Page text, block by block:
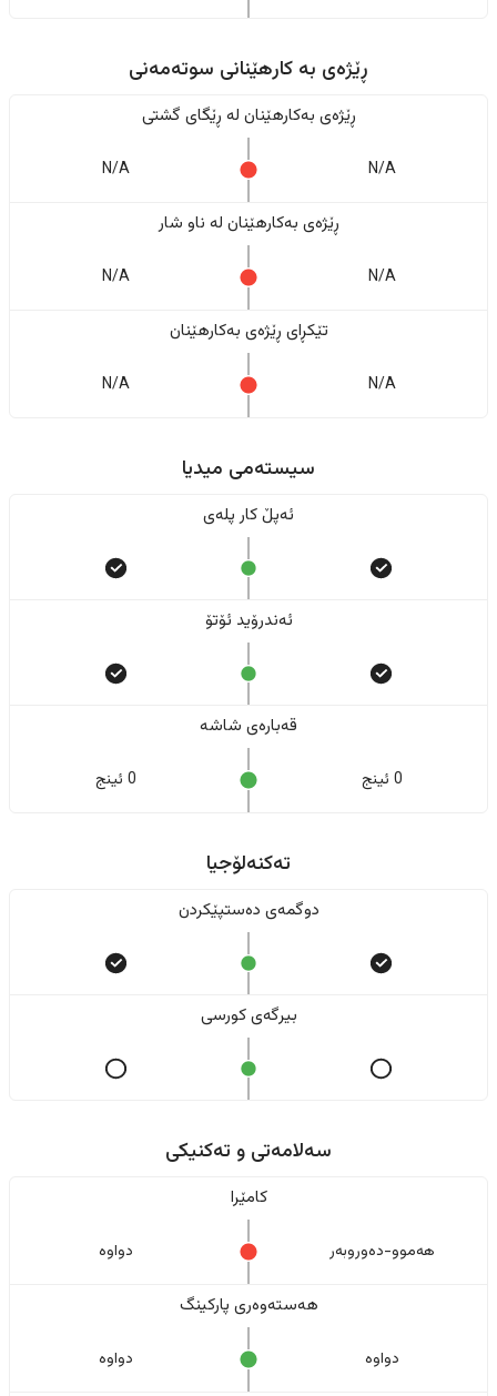
ڕێژەى به کارهێنانی سوتەمەنی
ڕێژەى بەکارهێنان له ڕێگای گشتی
N/A
N/A
ڕێژەى بەکارهێنان له ناو شار
N/A
N/A
تێکڕای ڕێژەى بەکارهێنان
N/A
N/A
سیستەمی میدیا
ئەپڵ کار پلەی
ئەندرۆید ئۆتۆ
قەبارەی شاشە
0 ئینج 0 ئینج
تەکنەلۆجیا
دوگمەی دەستپێکردن
بیرگەی کورسی
سەلامەتی و تەکنیکی
کامێرا
هەموو-دەوروبەر دواوە
هەستەوەری پارکینگ
دواوە دواوە